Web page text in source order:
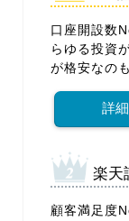
口座開設数
らゆる投資
が格安なの
詳細
楽天
顧客満足度